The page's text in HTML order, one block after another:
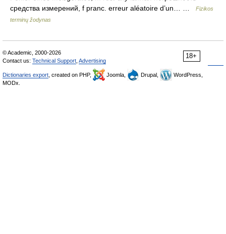
средства измерений, f pranc. erreur aléatoire d’un… …
Fizikos
terminų žodynas
18+
© Academic, 2000-2026
Contact us: Technical Support Advertising
Dictionaries export , created on PHP, Joomla, Drupal,
WordPress,
MODx.